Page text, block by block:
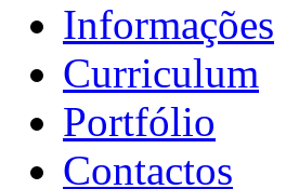
Informações
Curriculum
Portfólio
Contactos